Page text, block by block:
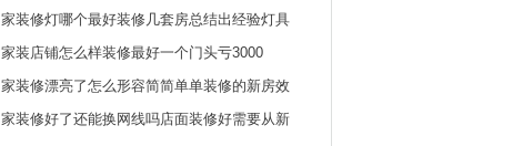
家装修灯哪个最好装修几套房总结出经验灯具
家装店铺怎么样装修最好一个门头亏3000
家装修漂亮了怎么形容简简单单装修的新房效
家装修好了还能换网线吗店面装修好需要从新